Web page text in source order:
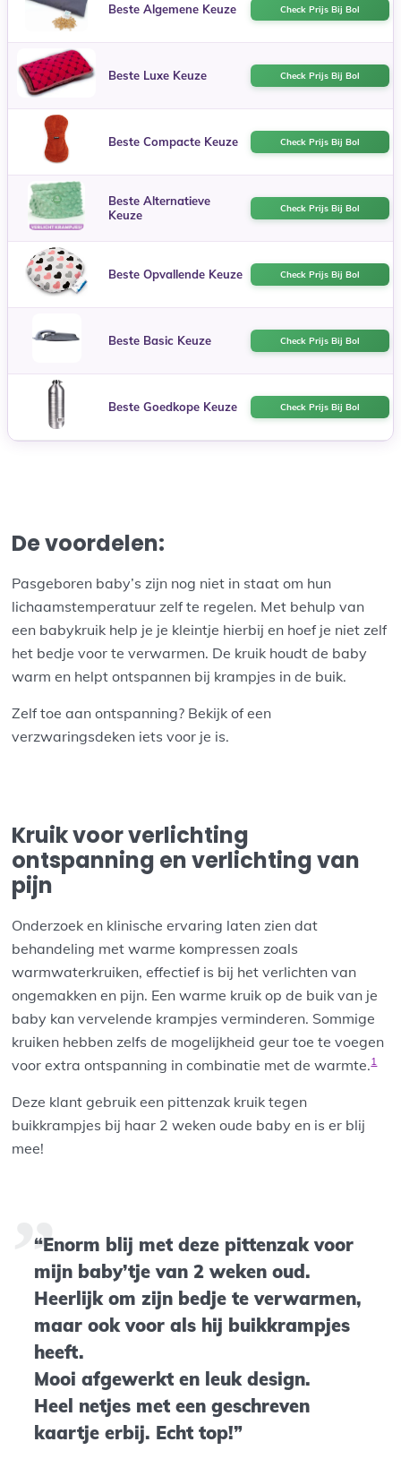
Beste Algemene Keuze Check Prijs Bij Bol
Beste Luxe Keuze Check Prijs Bij Bol
Beste Compacte Keuze Check Prijs Bij Bol
Beste Alternatieve
Keuze
Check Prijs Bij Bol
Beste Opvallende Keuze Check Prijs Bij Bol
Beste Basic Keuze Check Prijs Bij Bol
Beste Goedkope Keuze Check Prijs Bij Bol
De voordelen:
Pasgeboren baby’s zijn nog niet in staat om hun
lichaamstemperatuur zelf te regelen. Met behulp van
een babykruik help je je kleintje hierbij en hoef je niet zelf
het bedje voor te verwarmen. De kruik houdt de baby
warm en helpt ontspannen bij krampjes in de buik.
Zelf toe aan ontspanning? Bekijk of een
verzwaringsdeken iets voor je is.
Kruik voor verlichting
ontspanning en verlichting van
pijn
Onderzoek en klinische ervaring laten zien dat
behandeling met warme kompressen zoals
warmwaterkruiken, effectief is bij het verlichten van
ongemakken en pijn. Een warme kruik op de buik van je
baby kan vervelende krampjes verminderen. Sommige
kruiken hebben zelfs de mogelijkheid geur toe te voegen
voor extra ontspanning in combinatie met de warmte.1
Deze klant gebruik een pittenzak kruik tegen
buikkrampjes bij haar 2 weken oude baby en is er blij
mee!
“Enorm blij met deze pittenzak voor
mijn baby’tje van 2 weken oud.
Heerlijk om zijn bedje te verwarmen,
maar ook voor als hij buikkrampjes
heeft.
Mooi afgewerkt en leuk design.
Heel netjes met een geschreven
kaartje erbij. Echt top!”